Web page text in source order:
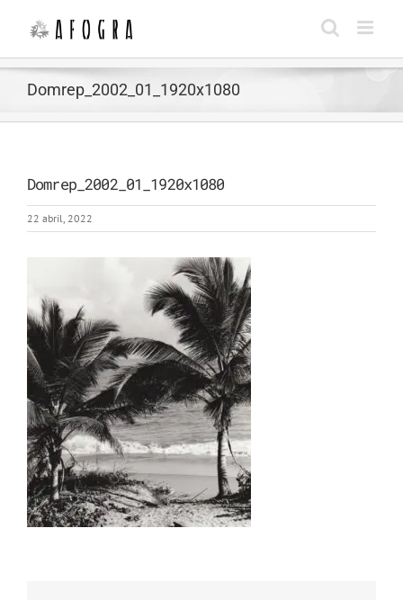
contenido
Domrep_2002_01_1920x1080
Domrep_2002_01_1920x1080
22 abril, 2022